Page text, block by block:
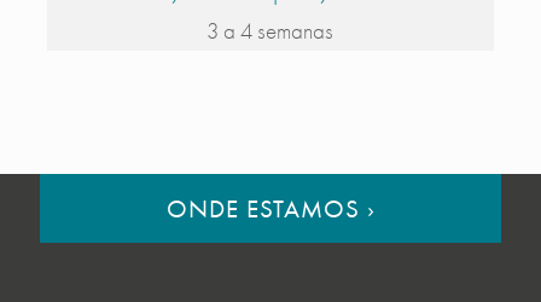
3 a 4 semanas
ONDE ESTAMOS ›